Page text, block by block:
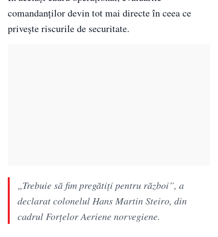
comandanților devin tot mai directe în ceea ce
privește riscurile de securitate.
„Trebuie să fim pregătiți pentru război”, a
declarat colonelul Hans Martin Steiro, din
cadrul Forțelor Aeriene norvegiene.